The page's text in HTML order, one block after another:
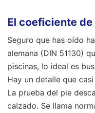
El coeficiente
Seguro que has oído
alemana (DIN 51130)
piscinas, lo ideal es
Hay un detalle que
La prueba del pie
calzado. Se llama